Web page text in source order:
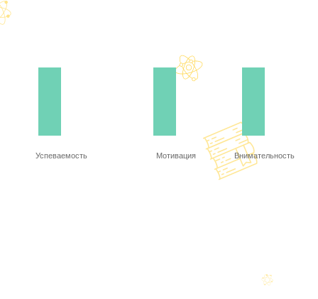
Успеваемость Мотивация Внимательность